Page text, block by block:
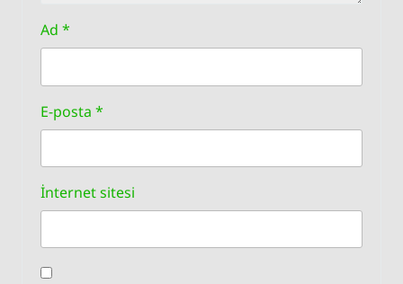
Ad *
E-posta *
İnternet sitesi